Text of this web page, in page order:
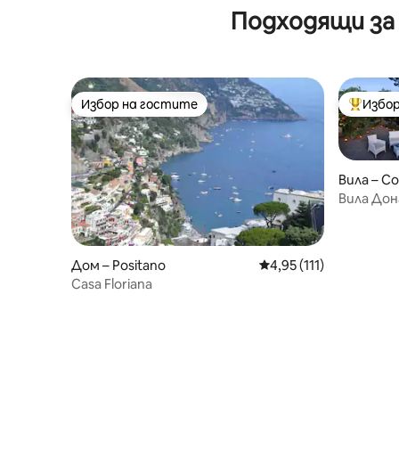
Подходящи
Избор на гостите
Избор на гостите
Дом – Positano Средна оценка: 4,95
4,95 (111)
Casa Floriana
Най-
Вила –
Вила